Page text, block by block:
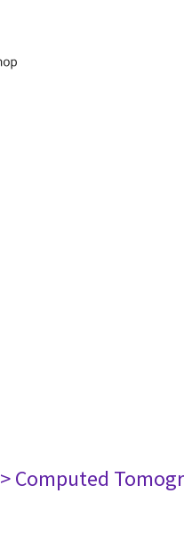
> Computed